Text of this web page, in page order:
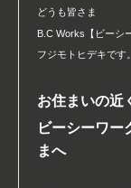
どうも皆さま
B.C Works【ビーシ
フジモトヒデキです。
お住まいの近
ビーシーワー
まへ